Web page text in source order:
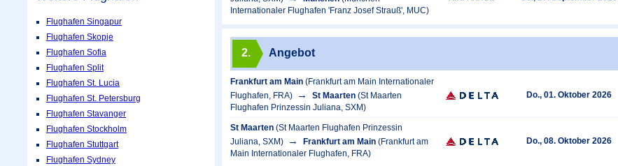
Internationaler Flughafen 'Franz Josef Strauß', MUC)
2. Angebot
Frankfurt am Main (Frankfurt am Main Internationaler
Flughafen, FRA)
St Maarten (St Maarten
Flughafen Prinzessin Juliana, SXM)
Do., 01. Oktober 2026
St Maarten (St Maarten Flughafen Prinzessin
Juliana, SXM)
Frankfurt am Main (Frankfurt am
Main Internationaler Flughafen, FRA)
Do., 08. Oktober 2026
Flughafen Singapur
Flughafen Skopje
Flughafen Sofia
Flughafen Split
Flughafen St. Lucia
Flughafen St. Petersburg
Flughafen Stavanger
Flughafen Stockholm
Flughafen Stuttgart
Flughafen Sydney